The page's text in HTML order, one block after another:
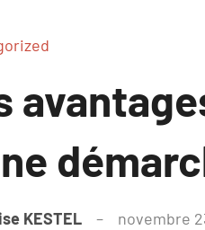
KESTEL novembre